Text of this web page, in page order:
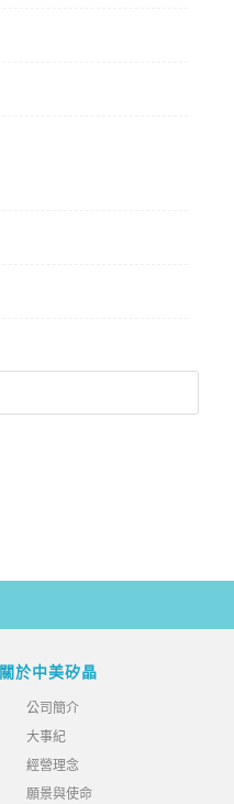
關於中美矽晶
公司簡介
大事紀
經營理念
願景與使命